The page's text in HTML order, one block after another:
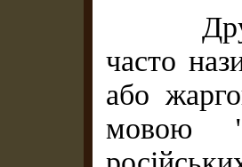
Друга
часто
або
мовою